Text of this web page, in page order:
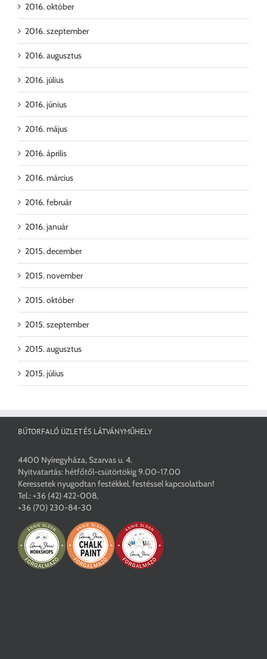
2016. október
2016. szeptember
2016. augusztus
2016. július
2016. június
2016. május
2016. április
2016. március
2016. február
2016. január
2015. december
2015. november
2015. október
2015. szeptember
2015. augusztus
2015. július
BÚTORFALÓ ÜZLET ÉS LÁTVÁNYMŰHELY
4400 Nyíregyháza, Szarvas u. 4.
Nyitvatartás: hétfőtől-csütörtökig 9.00-17.00
Keressetek nyugodtan festékkel, festéssel kapcsolatban!
Tel.:+36 (42) 422-008,
+36 (70) 230-84-30